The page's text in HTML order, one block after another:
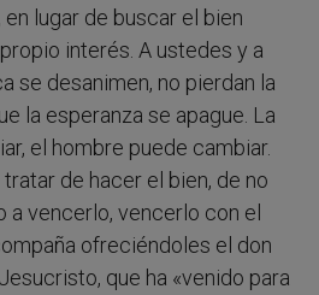
lugar de buscar el bien
interés. A ustedes y a
se desanimen, no pierdan la
la esperanza se apague. La
el hombre puede cambiar.
de hacer el bien, de no
a vencerlo, vencerlo con el
ofreciéndoles el don
que ha «venido para